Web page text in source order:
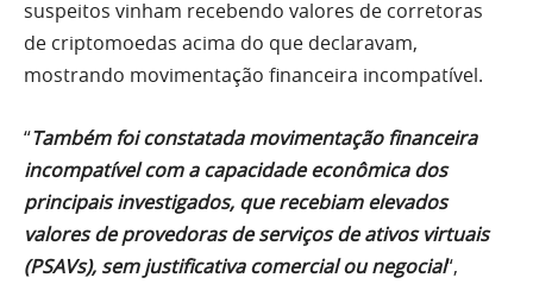
suspeitos vinham recebendo valores de corretoras
de criptomoedas acima do que declaravam,
mostrando movimentação financeira incompatível.
“Também foi constatada movimentação financeira
incompatível com a capacidade econômica dos
principais investigados, que recebiam elevados
valores de provedoras de serviços de ativos virtuais
(PSAVs), sem justificativa comercial ou negocial“,